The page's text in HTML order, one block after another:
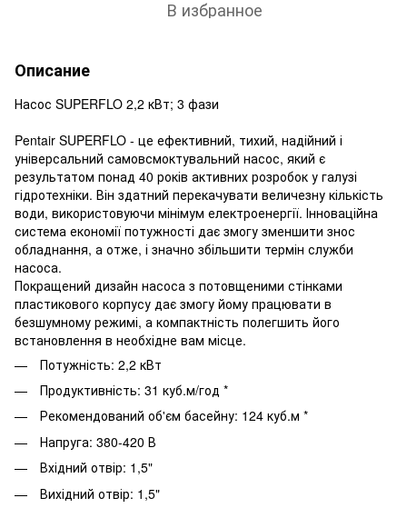
В избранное
Описание
Насос SUPERFLO 2,2 кВт; 3 фази
Pentair SUPERFLO - це ефективний, тихий, надійний і
універсальний самовсмоктувальний насос, який є
результатом понад 40 років активних розробок у галузі
гідротехніки. Він здатний перекачувати величезну кількість
води, використовуючи мінімум електроенергії. Інноваційна
система економії потужності дає змогу зменшити знос
обладнання, а отже, і значно збільшити термін служби
насоса.
Покращений дизайн насоса з потовщеними стінками
пластикового корпусу дає змогу йому працювати в
безшумному режимі, а компактність полегшить його
встановлення в необхідне вам місце.
Потужність: 2,2 кВт
Продуктивність: 31 куб.м/год *
Рекомендований об'єм басейну: 124 куб.м *
Напруга: 380-420 В
Вхідний отвір: 1,5"
Вихідний отвір: 1,5"